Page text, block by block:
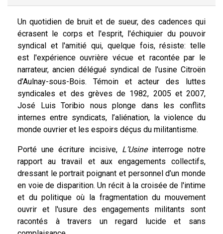
Un quotidien de bruit et de sueur, des cadences qui
écrasent le corps et l'esprit, l'échiquier du pouvoir
syndical et l'amitié qui, quelque fois, résiste: telle
est l'expérience ouvrière vécue et racontée par le
narrateur, ancien délégué syndical de l’usine Citroën
d’Aulnay-sous-Bois. Témoin et acteur des luttes
syndicales et des grèves de 1982, 2005 et 2007,
José Luis Toribio nous plonge dans les conflits
internes entre syndicats, l’aliénation, la violence du
monde ouvrier et les espoirs déçus du militantisme.
Porté une écriture incisive, L’Usine interroge notre
rapport au travail et aux engagements collectifs,
dressant le portrait poignant et personnel d’un monde
en voie de disparition. Un récit à la croisée de l'intime
et du politique où la fragmentation du mouvement
ouvrir et l'usure des engagements militants sont
racontés à travers un regard lucide et sans